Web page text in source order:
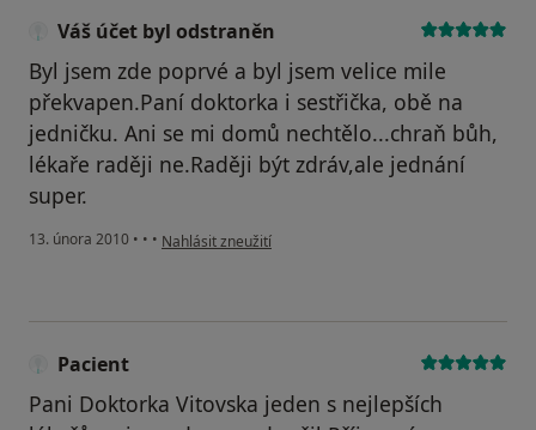
Váš účet byl odstraněn
Byl jsem zde poprvé a byl jsem velice mile
překvapen.Paní doktorka i sestřička, obě na
jedničku. Ani se mi domů nechtělo...chraň bůh,
lékaře raději ne.Raději být zdráv,ale jednání
super.
13. února 2010 • • • podle názoru uživatele Váš účet byl odstraněn
Nahlásit zneužití
Pacient
Pani Doktorka Vitovska jeden s nejlepších